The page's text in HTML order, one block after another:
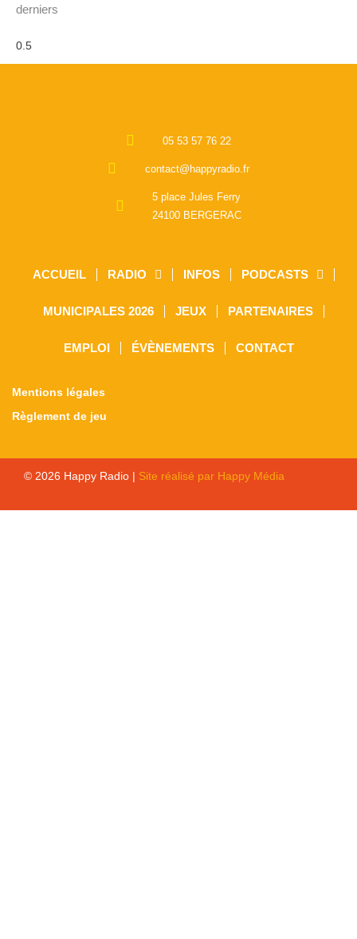
derniers
05 53 57 76 22
contact@happyradio.fr
5 place Jules Ferry
24100 BERGERAC
ACCUEIL RADIO INFOS PODCASTS
MUNICIPALES 2026 JEUX PARTENAIRES
EMPLOI ÉVÈNEMENTS CONTACT
Mentions légales
Règlement de jeu
© 2026 Happy Radio | Site réalisé par Happy Média